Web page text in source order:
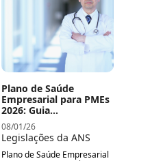
Plano de Saúde
Empresarial para PMEs
2026: Guia...
08/01/26
Legislações da ANS
Plano de Saúde Empresarial